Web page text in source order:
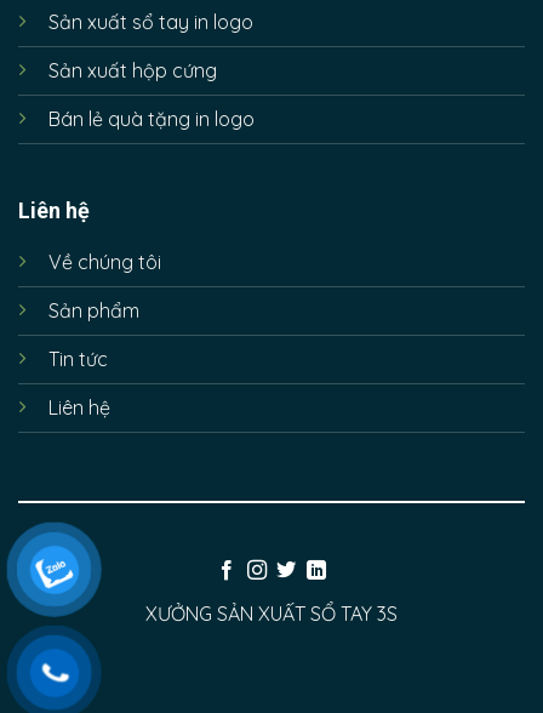
Sản xuất sổ tay in logo
Sản xuất hộp cứng
Bán lẻ quà tặng in logo
Liên hệ
Về chúng tôi
Sản phẩm
Tin tức
Liên hệ
XƯỞNG SẢN XUẤT SỔ TAY 3S